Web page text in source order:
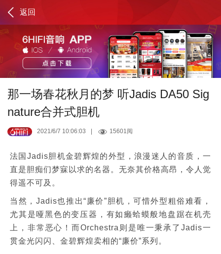
返回
那一场春花秋月的梦 听Jadis DA50 Sig
nature合并式胆机
2021/6/7 10:06:03 15601阅
法国Jadis胆机金碧辉煌的外型，浪漫迷人的音质，一
直是胆痴们梦寐以求的名器。无奈其价格高昂，令人觉
得遥不可及。
当然，Jadis也推出“廉价”胆机，可惜外型粗俗难看，
尤其是哑黑色的变压器，有如癞蛤蟆般地盘踞在机壳
上，非常恶心！而Orchestra则是唯一秉承了Jadis一
贯金光闪闪、金碧辉煌卖相的“廉价”系列。